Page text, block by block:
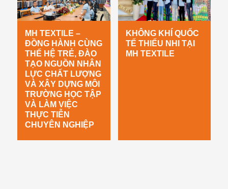
MH TEXTILE –
ĐỒNG HÀNH CÙNG
THẾ HỆ TRẺ, ĐÀO
TẠO NGUỒN NHÂN
LỰC CHẤT LƯỢNG
VÀ XÂY DỰNG MÔI
TRƯỜNG HỌC TẬP
VÀ LÀM VIỆC
THỰC TIỄN
CHUYÊN NGHIỆP
KHÔNG KHÍ QUỐC
TẾ THIẾU NHI TẠI
MH TEXTILE